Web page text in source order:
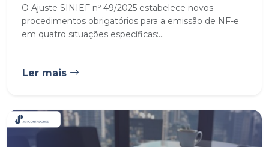
O Ajuste SINIEF nº 49/2025 estabelece novos
procedimentos obrigatórios para a emissão de NF-e
em quatro situações específicas:...
Ler mais